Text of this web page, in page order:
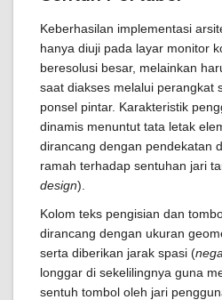
Keberhasilan implementasi
hanya diuji pada layar monitor
beresolusi besar, melainkan
saat diakses melalui perangkat
ponsel pintar. Karakteristik
dinamis menuntut tata letak
dirancang dengan pendekatan
ramah terhadap sentuhan jari
design).
Kolom teks pengisian dan
dirancang dengan ukuran
serta diberikan jarak spasi (
longgar di sekelilingnya guna
sentuh tombol oleh jari